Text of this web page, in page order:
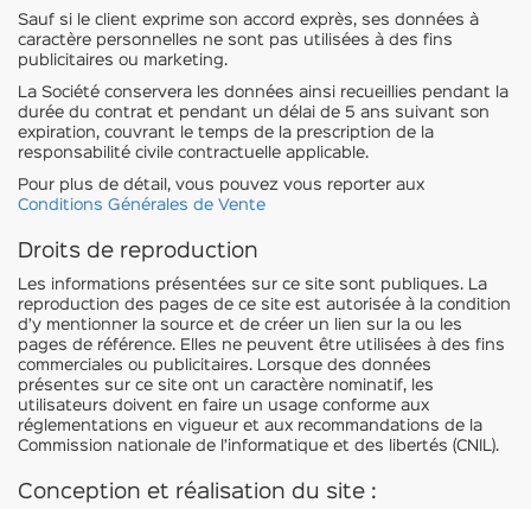
Sauf si le client exprime son accord exprès, ses données à
caractère personnelles ne sont pas utilisées à des fins
publicitaires ou marketing.
La Société conservera les données ainsi recueillies pendant la
durée du contrat et pendant un délai de 5 ans suivant son
expiration, couvrant le temps de la prescription de la
responsabilité civile contractuelle applicable.
Pour plus de détail, vous pouvez vous reporter aux
Conditions Générales de Vente
Droits de reproduction
Les informations présentées sur ce site sont publiques. La
reproduction des pages de ce site est autorisée à la condition
d’y mentionner la source et de créer un lien sur la ou les
pages de référence. Elles ne peuvent être utilisées à des fins
commerciales ou publicitaires. Lorsque des données
présentes sur ce site ont un caractère nominatif, les
utilisateurs doivent en faire un usage conforme aux
réglementations en vigueur et aux recommandations de la
Commission nationale de l’informatique et des libertés (CNIL).
Conception et réalisation du site :